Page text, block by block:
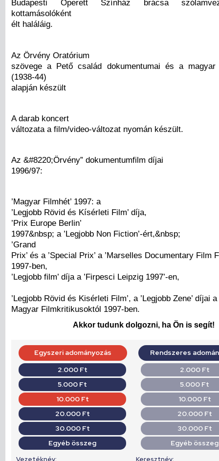
Budapesti Operett Színház brácsa
kottamásolóként
élt haláláig.
Az Örvény Oratórium
szövege a Pető család dokumentumai és a magyar
(1938-44)
alapján készült
A darab koncert
változata a film/video-változat nyomán készült.
Az &#8220;Örvény” dokumentumfilm díjai
1996/97:
’Magyar Filmhét’ 1997: a
’Legjobb Rövid és Kísérleti Film’ díja,
’Prix Europe Berlin’
1997&nbsp; a ’Legjobb Non Fiction’-ért,&nbsp;
’Grand
Prix’ és a ’Special Prix’ a ’Marselles Documentary Film
1997-ben,
’Legjobb film’ díja a ’Firpesci Leipzig 1997’-en,
’Legjobb Rövid és Kisérleti Film’, a ’Legjobb Zene’ díjai a
Magyar Filmkritikusoktól 1997-ben.
Akkor tudunk dolgozni, ha Ön is segít!